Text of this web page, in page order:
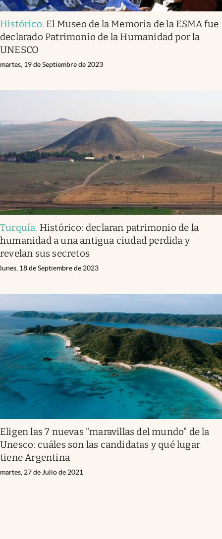
Histórico. El Museo de la Memoria de la ESMA fue
declarado Patrimonio de la Humanidad por la
UNESCO
martes, 19 de Septiembre de 2023
Turquía. Histórico: declaran patrimonio de la
humanidad a una antigua ciudad perdida y
revelan sus secretos
lunes, 18 de Septiembre de 2023
Eligen las 7 nuevas "maravillas del mundo" de la
Unesco: cuáles son las candidatas y qué lugar
tiene Argentina
martes, 27 de Julio de 2021